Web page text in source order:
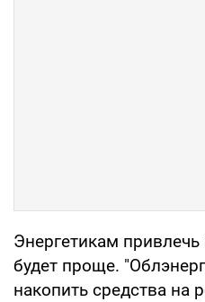
Энергетикам
будет проще.
накопить средства на